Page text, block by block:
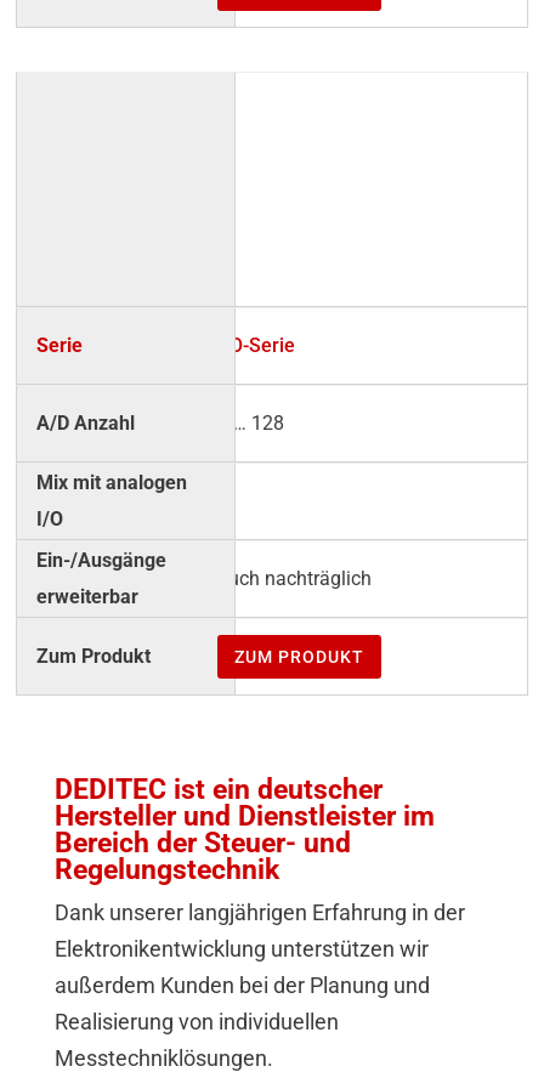
RO-Serie
4 … 128
auch nachträglich
ZUM PRODUKT
DEDITEC ist ein deutscher
Hersteller und Dienstleister im
Bereich der Steuer- und
Regelungstechnik
Dank unserer langjährigen Erfahrung in der
Elektronikentwicklung unterstützen wir
außerdem Kunden bei der Planung und
Realisierung von individuellen
Messtechniklösungen.